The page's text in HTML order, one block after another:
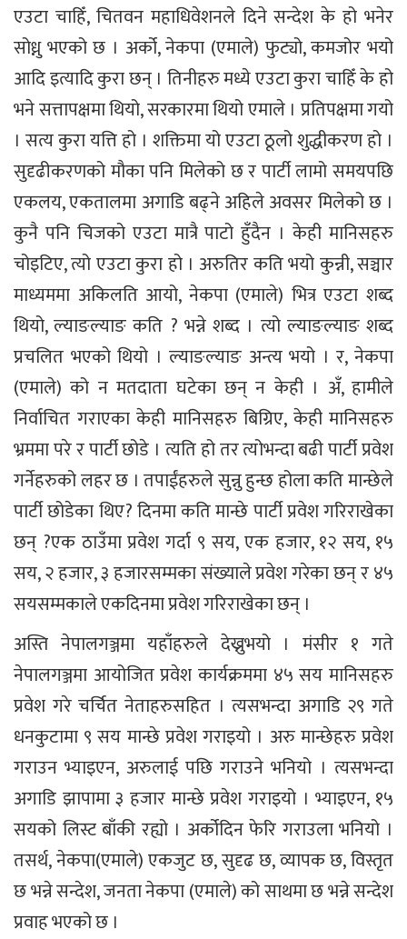
एउटा चाहिँ, चितवन महाधिवेशनले दिने सन्देश के हो भनेर
सोध्नु भएको छ । अर्को, नेकपा (एमाले) फुट्यो, कमजोर भयो
आदि इत्यादि कुरा छन् । तिनीहरु मध्ये एउटा कुरा चाहिँ के हो
भने सत्तापक्षमा थियो, सरकारमा थियो एमाले । प्रतिपक्षमा गयो
। सत्य कुरा यत्ति हो । शक्तिमा यो एउटा ठूलो शुद्धीकरण हो ।
सुदृढीकरणको मौका पनि मिलेको छ र पार्टी लामो समयपछि
एकलय, एकतालमा अगाडि बढ्ने अहिले अवसर मिलेको छ ।
कुनै पनि चिजको एउटा मात्रै पाटो हुँदैन । केही मानिसहरु
चोइटिए, त्यो एउटा कुरा हो । अरुतिर कति भयो कुन्नी, सञ्चार
माध्यममा अकिलति आयो, नेकपा (एमाले) भित्र एउटा शब्द
थियो, ल्याङल्याङ कति ? भन्ने शब्द । त्यो ल्याङल्याङ शब्द
प्रचलित भएको थियो । ल्याङल्याङ अन्त्य भयो । र, नेकपा
(एमाले) को न मतदाता घटेका छन् न केही । अँ, हामीले
निर्वाचित गराएका केही मानिसहरु बिग्रिए, केही मानिसहरु
भ्रममा परे र पार्टी छोडे । त्यति हो तर त्योभन्दा बढी पार्टी प्रवेश
गर्नेहरुको लहर छ । तपाईंहरुले सुन्नु हुन्छ होला कति मान्छेले
पार्टी छोडेका थिए? दिनमा कति मान्छे पार्टी प्रवेश गरिराखेका
छन् ?एक ठाउँमा प्रवेश गर्दा ९ सय, एक हजार, १२ सय, १५
सय, २ हजार, ३ हजारसम्मका संख्याले प्रवेश गरेका छन् र ४५
सयसम्मकाले एकदिनमा प्रवेश गरिराखेका छन् ।
अस्ति नेपालगञ्जमा यहाँहरुले देख्नुभयो । मंसीर १ गते
नेपालगञ्जमा आयोजित प्रवेश कार्यक्रममा ४५ सय मानिसहरु
प्रवेश गरे चर्चित नेताहरुसहित । त्यसभन्दा अगाडि २९ गते
धनकुटामा ९ सय मान्छे प्रवेश गराइयो । अरु मान्छेहरु प्रवेश
गराउन भ्याइएन, अरुलाई पछि गराउने भनियो । त्यसभन्दा
अगाडि झापामा ३ हजार मान्छे प्रवेश गराइयो । भ्याइएन, १५
सयको लिस्ट बाँकी रह्यो । अर्कोदिन फेरि गराउला भनियो ।
तसर्थ, नेकपा(एमाले) एकजुट छ, सुदृढ छ, व्यापक छ, विस्तृत
छ भन्ने सन्देश, जनता नेकपा (एमाले) को साथमा छ भन्ने सन्देश
प्रवाह भएको छ ।